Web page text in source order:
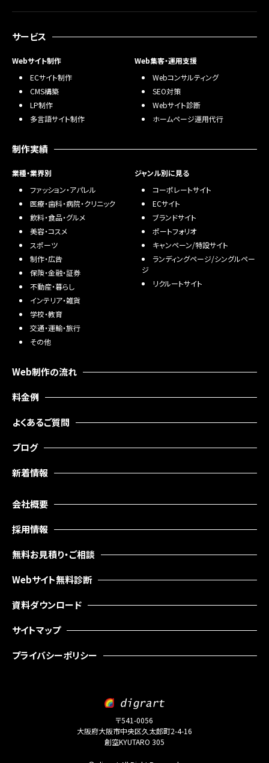
サービス
Webサイト制作
ECサイト制作
CMS構築
LP制作
多言語サイト制作
Web集客・運用支援
Webコンサルティング
SEO対策
Webサイト診断
ホームページ運用代行
制作実績
業種・業界別
ファッション・アパレル
医療・歯科・病院・クリニック
飲料・食品・グルメ
美容・コスメ
スポーツ
制作・広告
保険・金融・証券
不動産・暮らし
インテリア・雑貨
学校・教育
交通・運輸・旅行
その他
ジャンル別に見る
コーポレートサイト
ECサイト
ブランドサイト
ポートフォリオ
キャンペーン/特設サイト
ランディングページ/シングルペー
ジ
リクルートサイト
Web制作の流れ
料金例
よくあるご質問
ブログ
新着情報
会社概要
採用情報
無料お見積り・ご相談
Webサイト無料診断
資料ダウンロード
サイトマップ
プライバシーポリシー
〒541-0056
大阪府大阪市中央区久太郎町2-4-16
創空KYUTARO 305